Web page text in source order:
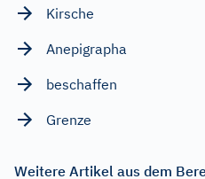
Kirsche
Anepigrapha
beschaffen
Grenze
Weitere Artikel aus dem